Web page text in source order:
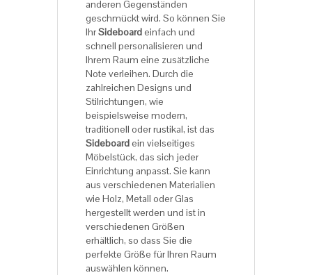
anderen Gegenständen
geschmückt wird. So können Sie
IhrSideboardeinfach und
schnell personalisieren und
Ihrem Raum eine zusätzliche
Note verleihen. Durch die
zahlreichen Designs und
Stilrichtungen, wie
beispielsweise modern,
traditionell oder rustikal, ist das
Sideboardein vielseitiges
Möbelstück, das sich jeder
Einrichtung anpasst. Sie kann
aus verschiedenen Materialien
wie Holz, Metall oder Glas
hergestellt werden und ist in
verschiedenen Größen
erhältlich, so dass Sie die
perfekte Größe für Ihren Raum
auswählen können.